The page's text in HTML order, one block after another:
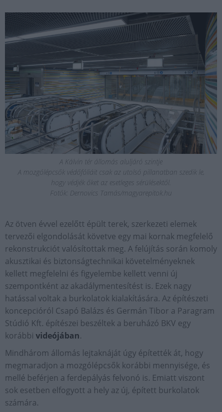
A Kálvin tér állomás aluljáró szintje
A mozgólépcsők védőfóliáit csak az utolsó pillanatban szedik le,
hogy védjék őket az esetleges sérülésektől.
Fotók: Dernovics Tamás/magyarepitok.hu
Az ötven évvel ezelőtt épült terek, szerkezeti elemek
tervezői elgondolását követve egy mai kornak megfelelő
rekonstrukciót valósítottak meg. A felújítás során komoly
akusztikai és biztonságtechnikai követelményeknek
kellett megfelelni és figyelembe kellett venni új
szempontként az akadálymentesítést is. Ezek nagy
hatással voltak a burkolatok kialakítására. Az építészeti
koncepcióról Csapó Balázs és Germán Tibor a Paragram
Stúdió Kft. építészei beszéltek a beruházó BKV egy
korábbi videójában.
Mindhárom állomás lejtaknáját úgy építették át, hogy
megmaradjon a mozgólépcsők korábbi mennyisége, és
mellé beférjen a ferdepályás felvonó is. Emiatt viszont
sok esetben elfogyott a hely az új, épített burkolatok
számára.